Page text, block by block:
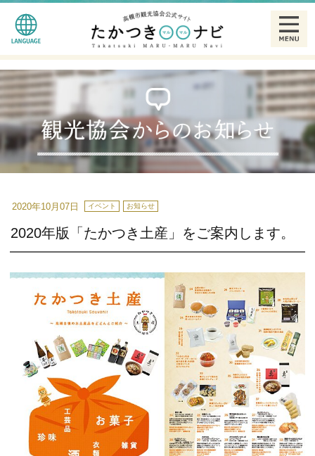
2020年10月07日 イベント お知らせ
2020年版「たかつき土産」をご案内します。
観る
食べる
泊まる
特産品
ギャラリー
散策モデルコース一覧
高槻市観光協会について
お知らせ
はにたん着ぐるみ貸出
English
简体中文
繁體中文
한글